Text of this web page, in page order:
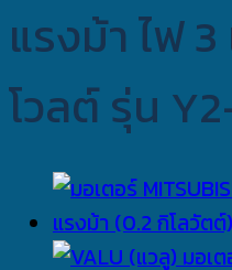
แรงม้า ไฟ
โวลต์ รุ่น